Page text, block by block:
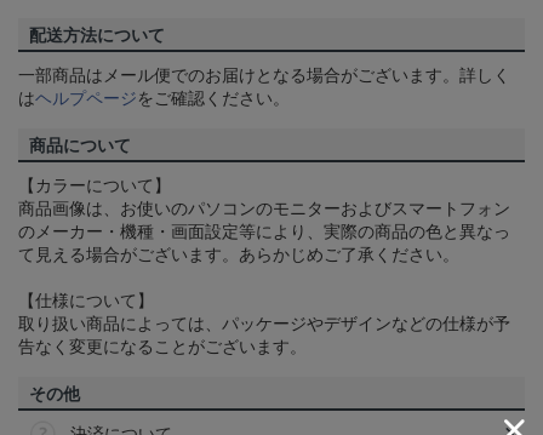
配送方法について
一部商品はメール便でのお届けとなる場合がございます。詳しく
はヘルプページをご確認ください。
商品について
【カラーについて】
商品画像は、お使いのパソコンのモニターおよびスマートフォン
のメーカー・機種・画面設定等により、実際の商品の色と異なっ
て見える場合がございます。あらかじめご了承ください。
【仕様について】
取り扱い商品によっては、パッケージやデザインなどの仕様が予
告なく変更になることがございます。
その他